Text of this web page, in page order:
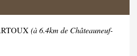
(à 6.4km de Châteauneuf-